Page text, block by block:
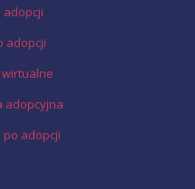
adopcji
adopcji
adopcyjna
adopcji